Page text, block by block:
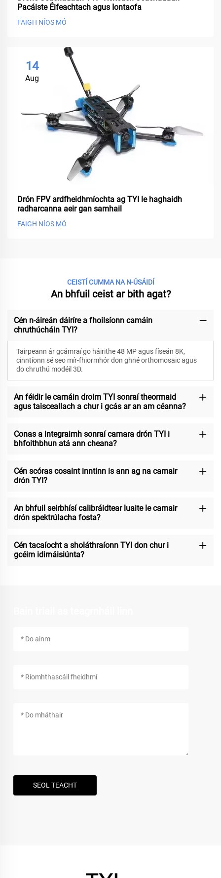
Pacáiste Éifeachtach agus Iontaofa
FAIGH NÍOS MÓ
14
Aug
Drón FPV ardfheidhmíochta ag TYI le haghaidh
radharcanna aeir gan samhail
FAIGH NÍOS MÓ
CEISTÍ CUMMA NA N-ÚSÁIDÍ
An bhfuil ceist ar bith agat?
Cén n-áireán dáiríre a fhoilsíonn camáin
chruthúcháin TYI?
Tairpeann ár gcámraí go háirithe 48 MP agus físeán 8K,
cinntíonn sé seo mír-fhiormhór don ghné orthomosaic agus
do chruthú modéil 3D.
An féidir le camáin droim TYI sonraí theormaid
agus taisceallach a chur i gcás ar an am céanna?
Conas a integraimh sonraí camara drón TYI i
bhfoithbhun atá ann cheana?
Cén scóras cosaint inntinn is ann ag na camair
drón TYI?
An bhfuil seirbhísí calibráidtear luaite le camair
drón spektrúlacha fosta?
Cén tacaíocht a sholáthraíonn TYI don chur i
gcéim idirnáisiúnta?
SEOL TEACHT